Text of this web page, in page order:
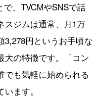
、TVCMやSNSで話
スジムは通常、月1万
3,278円というお手頃な
大の特徴です。「コン
でも気軽に始められる
ます。